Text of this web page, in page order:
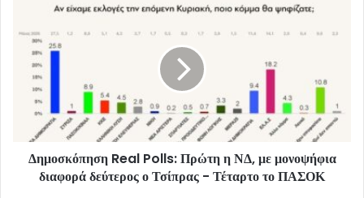
Δημοσκόπηση Real Polls: Πρώτη η ΝΔ, με μονοψήφια
διαφορά δεύτερος ο Τσίπρας - Τέταρτο το ΠΑΣΟΚ